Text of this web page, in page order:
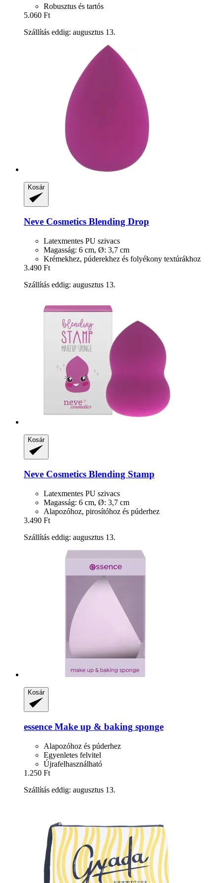
Robusztus és tartós
5.060 Ft
Szállítás eddig: augusztus 13.
Kosár
Neve Cosmetics Blending Drop
Latexmentes PU szivacs
Magasság: 6 cm, Ø: 3,7 cm
Krémekhez, púderekhez és folyékony textúrákhoz
3.490 Ft
Szállítás eddig: augusztus 13.
Kosár
Neve Cosmetics Blending Stamp
Latexmentes PU szivacs
Magasság: 6 cm, Ø: 3,7 cm
Alapozóhoz, pirosítóhoz és púderhez
3.490 Ft
Szállítás eddig: augusztus 13.
Kosár
essence Make up & baking sponge
Alapozóhoz és púderhez
Egyenletes felvitel
Újrafelhasználható
1.250 Ft
Szállítás eddig: augusztus 13.